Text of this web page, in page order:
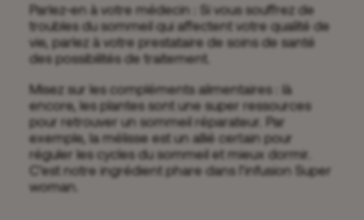
Parlez-en à votre médecin : Si vous souffrez de
troubles du sommeil qui affectent votre qualité de
vie, parlez à votre prestataire de soins de santé
des possibilités de traitement.
Misez sur les compléments alimentaires : là
encore, les plantes sont une super ressources
pour retrouver un sommeil réparateur. Par
exemple, la mélisse est un allié certain pour
réguler les cycles du sommeil et mieux dormir.
C’est notre ingrédient phare dans l’infusion Super
woman.